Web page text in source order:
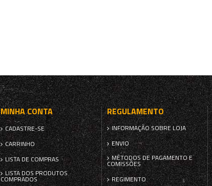
MINHA CONTA
CADASTRE-SE
CARRINHO
LISTA DE COMPRAS
LISTA DOS PRODUTOS
COMPRADOS
REGULAMENTO
INFORMAÇÃO SOBRE LOJA
ENVIO
MÉTODOS DE PAGAMENTO E
COMISSÕES
REGIMENTO